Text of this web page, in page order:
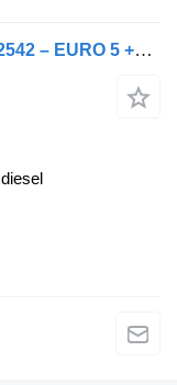
Mercedes-Benz GLORY OC 500 RF-2542 – EURO 5 +70 PAX
diesel